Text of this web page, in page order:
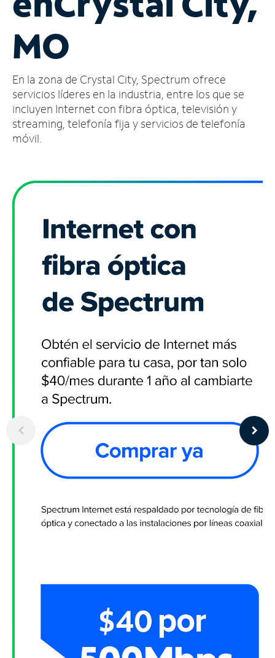
cuenta
Encuentra
tienda
MO
En la zona de Crystal City, Spectrum ofrece
servicios líderes en la industria, entre los que se
incluyen Internet con fibra óptica, televisión y
streaming, telefonía fija y servicios de telefonía
móvil.